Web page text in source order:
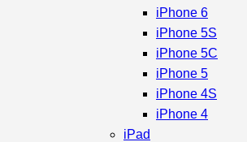
iPhone 6
iPhone 5S
iPhone 5C
iPhone 5
iPhone 4S
iPhone 4
iPad